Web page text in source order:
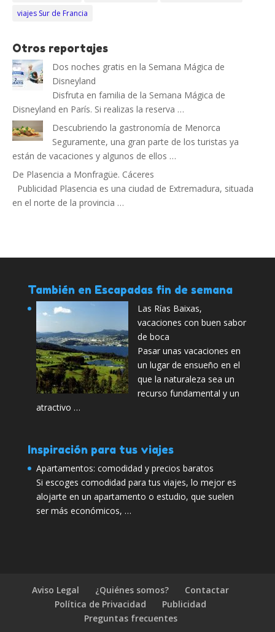
viajes Sur de Francia
Otros reportajes
Dos noches gratis en la Semana Mágica de
Disneyland
Disfruta en familia de la Semana Mágica de
Disneyland en París. Si realizas la reserva …
Descubriendo la gastronomía de Menorca
Seguramente, una gran parte de los turistas ya
están de vacaciones y algunos de ellos …
De Plasencia a Monfragüe. Cáceres
Publicidad Plasencia es una ciudad de Extremadura, situada
en el norte de la provincia …
También en Escapadas fin de semana
Las Rías Baixas,
vacaciones con buen sabor
de boca
Pasar unas vacaciones en
un lugar de ensueño en el
que la naturaleza sea un
recurso fundamental y un
atractivo …
Inspiración para tus viajes
Apartamentos: comodidad y precios baratos
Si escoges comodidad para tus viajes, lo mejor es
alojarte en un apartamento o estudio, que suelen
ser más económicos, …
Aviso Legal ¿Quiénes somos?
Contactar
Política de Privacidad
Publicidad
Preguntas frecuentes